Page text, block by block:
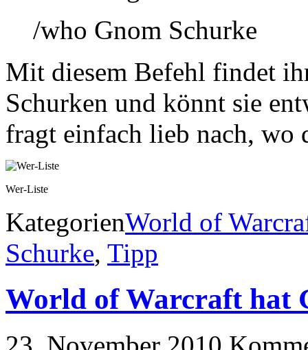
/who Gnom Schurke
Mit diesem Befehl findet
Schurken und könnt sie
fragt einfach lieb nach, wo
Wer-Liste
KategorienWorld of
Schurke, Tipp
World of Warcraft hat